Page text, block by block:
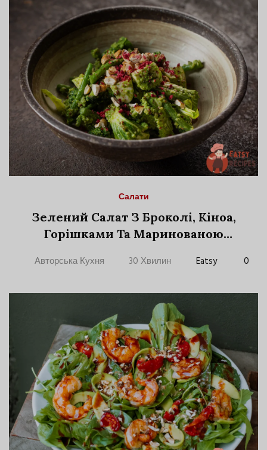
Салати
Зелений Салат З Броколі, Кіноа,
Горішками Та Маринованою
Авторська Кухня 30 Хвилин Eatsy 0